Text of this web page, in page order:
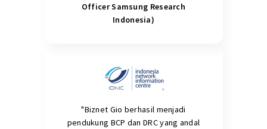
Officer Samsung Research
Indonesia)
"Biznet Gio berhasil menjadi
pendukung BCP dan DRC yang andal